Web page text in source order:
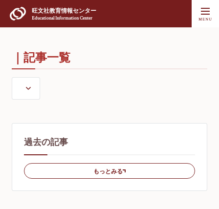
旺文社教育情報センター
Educational Information Center
｜記事一覧
過去の記事
もっとみる